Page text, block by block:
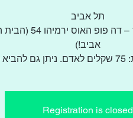
תל אביב
יום שישי 10.5.24
אביב!)
Registration is closed